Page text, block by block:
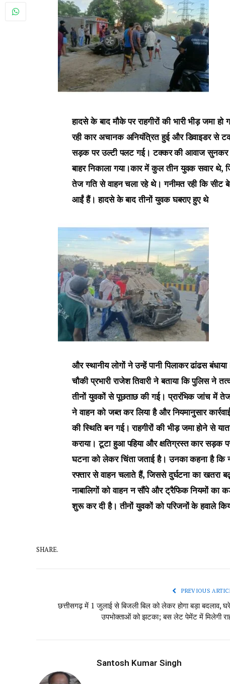
हादसे के बाद मौके पर राहगीरों की भारी भीड़ जमा
रही कार अचानक अनियंत्रित हुई और डिवाइडर से
सड़क पर उल्टी पलट गई। टक्कर की आवाज सुनकर
बाहर निकाला गया।कार में कुल तीन युवक सवार थे,
तेज गति से वाहन चला रहे थे। गनीमत रही कि सीट
आईं हैं। हादसे के बाद तीनों युवक घबराए हुए थे
और स्थानीय लोगों ने उन्हें पानी पिलाकर ढांढस
चौकी प्रभारी राजेश तिवारी ने बताया कि पुलिस ने
तीनों युवकों से पूछताछ की गई। प्रारंभिक जांच में
ने वाहन को जब्त कर लिया है और नियमानुसार
की स्थिति बन गई। राहगीरों की भीड़ जमा होने से
कराया। टूटा हुआ पहिया और क्षतिग्रस्त कार सड़क
घटना को लेकर चिंता जताई है। उनका कहना है कि
रफ्तार से वाहन चलाते हैं, जिससे दुर्घटना का खतरा
नाबालिगों को वाहन न सौंपे और ट्रैफिक नियमों
शुरू कर दी है। तीनों युवकों को परिजनों के हवाले
SHARE.
PREVIOUS
छत्तीसगढ़ में 1 जुलाई से बिजली बिल को लेकर होगा बड़ा बदलाव,
उपभोक्ताओं को झटका; बस लेट पेमेंट में मिलेगी
Santosh Kumar Singh